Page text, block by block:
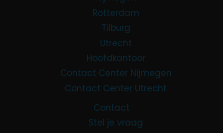
Rotterdam
Tilburg
Utrecht
Hoofdkantoor
Contact Center Nijmegen
Contact Center Utrecht
Contact
Stel je vraag